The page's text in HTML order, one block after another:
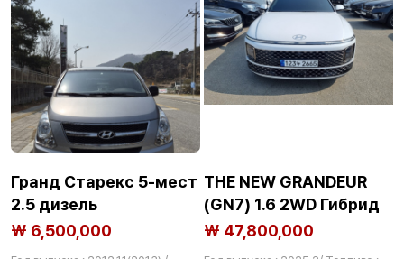
Гранд Старекс 5-мест
2.5 дизель
₩ 6,500,000
THE NEW GRANDEUR
(GN7) 1.6 2WD Гибрид
Каллиграфия 2025.2
₩ 47,800,000